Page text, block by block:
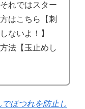
れではスター
はこちら【刺
ないよ！】
法【玉止めし
ほつれを防止し